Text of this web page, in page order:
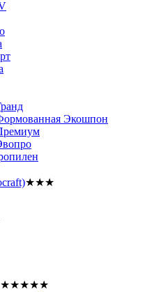
Экошпон
★★★
★★★★★